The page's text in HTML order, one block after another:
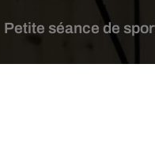
Petite séance de
piscine, sable chaud
tendez un peu